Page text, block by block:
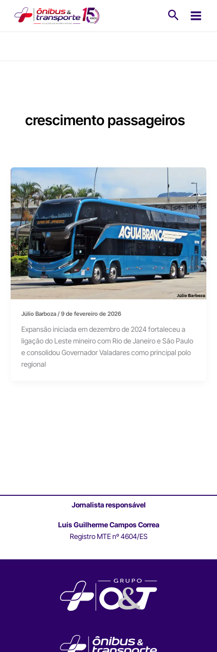
crescimento passageiros
Júlio Barboza/9 de fevereiro de 2026
Expansão iniciada em dezembro de 2024 fortaleceu a
ligação do Leste mineiro com Rio de Janeiro e São Paulo
e consolidou Governador Valadares como principal polo
regional
Jornalista responsável
Luís Guilherme Campos Correa
Registro MTE nº 4604/ES